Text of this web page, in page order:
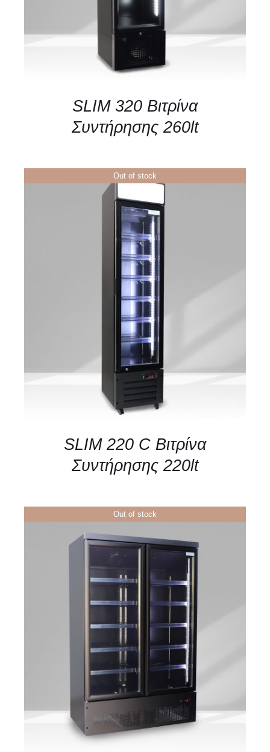
SLIM 320 Βιτρίνα
Συντήρησης 260lt
Out of stock
ΛΕΠΤΟΜΈΡΕΙΕΣ
SLIM 220 C Βιτρίνα
Συντήρησης 220lt
Out of stock
ΛΕΠΤΟΜΈΡΕΙΕΣ